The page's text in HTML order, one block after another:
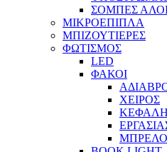
ΣΟΜΠΕΣ
ΜΙΚΡΟΕΠΙΠΛΑ
ΜΠΙΖΟΥΤΙΕΡΕΣ
ΦΩΤΙΣΜΟΣ
LED
ΦΑΚΟΙ
ΧΕΙΡΟΣ